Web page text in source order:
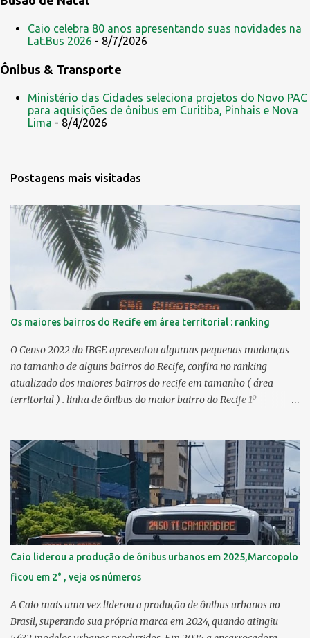
Caio celebra 80 anos apresentando suas novidades na
Lat.Bus 2026 - 8/7/2026
Ônibus & Transporte
Ministério das Cidades seleciona projetos do Novo PAC
para aquisições de ônibus em Curitiba, Pinhais e Nova
Lima - 8/4/2026
Postagens mais visitadas
Os maiores bairros do Recife em área territorial : ranking
O Censo 2022 do IBGE apresentou algumas pequenas mudanças
no tamanho de alguns bairros do Recife, confira no ranking
atualizado dos maiores bairros do recife em tamanho ( área
territorial ) . linha de ônibus do maior bairro do Recife 1º
Curado 7,98 km² 5º Boa Viagem 7,76 km² > no Censo 2010 : 7,53
km² 6º Imbiribeira 6,65 km² > no Censo 2010 : 6,66 km² 7º Pina
6,29 km² 8º Dois Irmãos 5,85 km² 9º Barro 4,54 km² 10º Iputinga
4,33 km² > no Censo 2010 : 4,34 km² 11º Cohab 4,33 km² > no
Censo 2010: 4,26 km² 12º Passarinho 4,06 km² 13º Santo Amaro
3,80 km² 14º Afogados 3,69 km² 15º Cordeiro 3,40 km² 16º São José
3,26 km² 17º Dois Unidos 3,12 km² 18...
Caio liderou a produção de ônibus urbanos em 2025,Marcopolo
ficou em 2° , veja os números
A Caio mais uma vez liderou a produção de ônibus urbanos no
Brasil, superando sua própria marca em 2024, quando atingiu